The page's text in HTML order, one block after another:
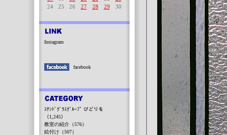
24
25 26 27 28 29 30
Instagram
facebook
ｽﾃﾝﾄﾞｸﾞﾗｽｸﾞﾙｰﾌﾟ びどりを
（1,245）
教室の紹介（576）
絵付け（507）